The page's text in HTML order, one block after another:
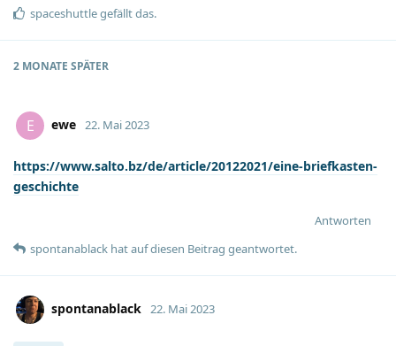
spaceshuttlegefällt das.
2 MONATE SPÄTER
E ewe 22. Mai 2023
https://www.salto.bz/de/article/20122021/eine-briefkasten-
geschichte
Antworten
spontanablack hatauf diesen Beitrag geantwortet.
spontanablack 22. Mai 2023